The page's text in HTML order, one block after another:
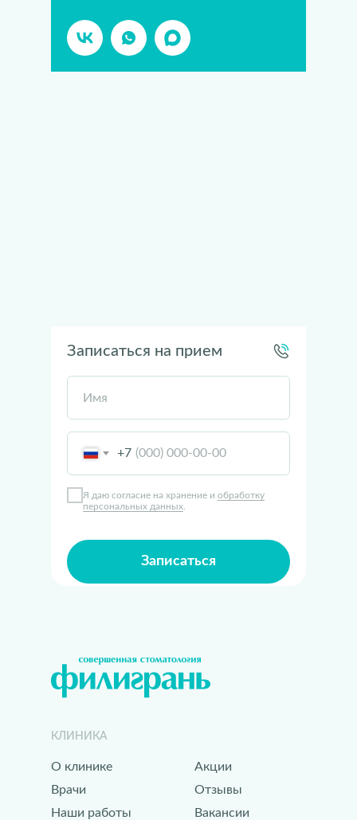
Записаться на прием
Имя
+7
Я даю согласие на хранение и обработку
персональных данных
Записаться
Вакансии
Отзывы
Акции
Наши работы
Врачи
О клинике
КЛИНИКА